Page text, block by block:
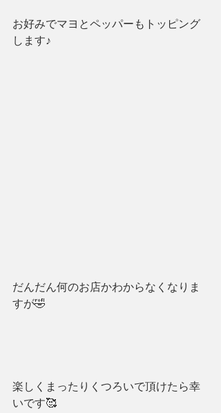
お好みでマヨとペッパーもトッピング
します♪
だんだん何のお店かわからなくなりま
すが🤣
楽しくまったりくつろいで頂けたら幸
いです🥰